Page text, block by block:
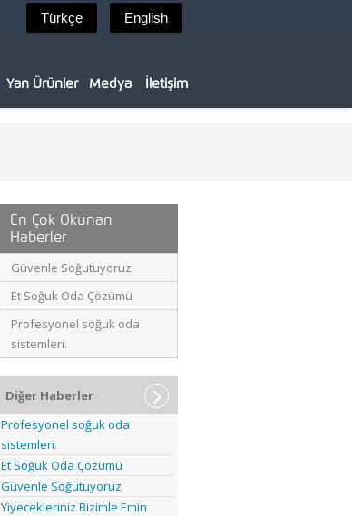
Yan Ürünler Medya İletişim
En Çok Okunan
Haberler
Güvenle Soğutuyoruz
Et Soğuk Oda Çözümü
Profesyonel soğuk oda
sistemleri.
Diğer Haberler
Profesyonel soğuk oda
sistemleri.
Et Soğuk Oda Çözümü
Güvenle Soğutuyoruz
Yiyecekleriniz Bizimle Emin